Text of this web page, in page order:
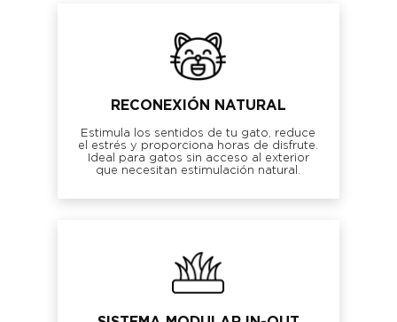
RECONEXIÓN NATURAL
Estimula los sentidos de tu gato, reduce
el estrés y proporciona horas de disfrute.
Ideal para gatos sin acceso al exterior
que necesitan estimulación natural.